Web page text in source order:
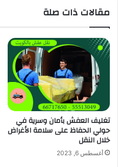
مقالات ذات صلة
تغليف العفش بأمان وسرية في
حولي الحفاظ على سلامة الأغراض
خلال النقل
أغسطس 6, 2023